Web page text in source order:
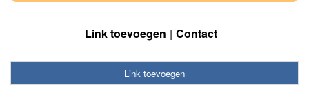
Link toevoegen Contact
Link toevoegen